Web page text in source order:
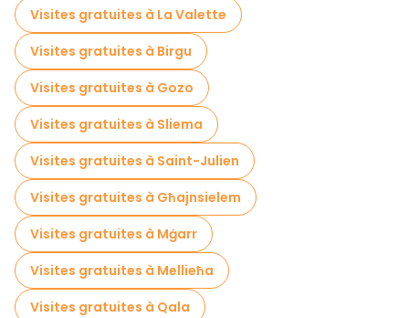
Visites gratuites à La Valette
Visites gratuites à Birgu
Visites gratuites à Gozo
Visites gratuites à Sliema
Visites gratuites à Saint-Julien
Visites gratuites à Għajnsielem
Visites gratuites à Mġarr
Visites gratuites à Mellieħa
Visites gratuites à Qala